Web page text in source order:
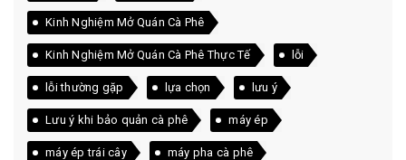
Kinh Nghiệm Mở Quán Cà Phê
Kinh Nghiệm Mở Quán Cà Phê Thực Tế lỗi
lỗi thường gặp lựa chọn lưu ý
Lưu ý khi bảo quản cà phê máy ép
máy ép trái cây máy pha cà phê